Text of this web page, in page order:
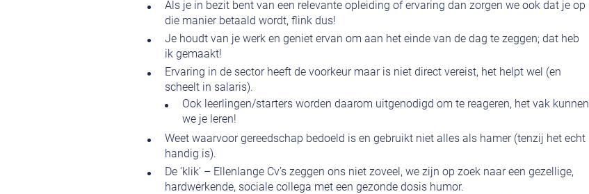
Als je in bezit bent van een relevante opleiding of ervaring dan zorgen we ook dat je op
die manier betaald wordt, flink dus!
Je houdt van je werk en geniet ervan om aan het einde van de dag te zeggen; dat heb
ik gemaakt!
Ervaring in de sector heeft de voorkeur maar is niet direct vereist, het helpt wel (en
scheelt in salaris).
Ook leerlingen/starters worden daarom uitgenodigd om te reageren, het vak kunnen
we je leren!
Weet waarvoor gereedschap bedoeld is en gebruikt niet alles als hamer (tenzij het echt
handig is).
De ‘klik’ – Ellenlange Cv’s zeggen ons niet zoveel, we zijn op zoek naar een gezellige,
hardwerkende, sociale collega met een gezonde dosis humor.